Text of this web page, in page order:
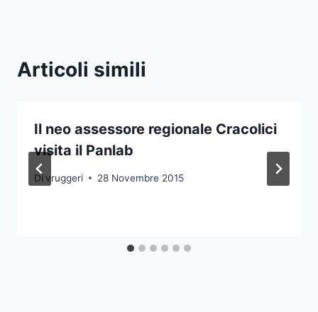
Articoli simili
Il neo assessore regionale Cracolici
visita il Panlab
Di vruggeri 28 Novembre 2015